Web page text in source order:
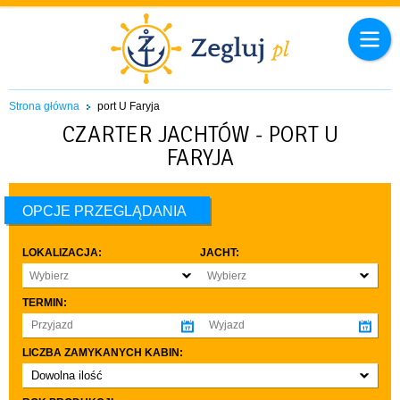
Strona główna port U Faryja
CZARTER JACHTÓW - PORT U
FARYJA
OPCJE PRZEGLĄDANIA
LOKALIZACJA:
Wybierz
JACHT:
Wybierz
TERMIN:
LICZBA ZAMYKANYCH KABIN:
Dowolna ilość